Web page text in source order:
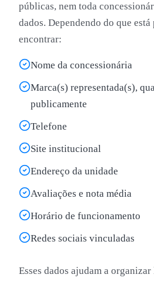
públicas, nem toda
dados. Dependendo do que
encontrar:
Nome da concessionária
Marca(s) representada(s),
publicamente
Telefone
Site institucional
Endereço da unidade
Avaliações e nota média
Horário de funcionamento
Redes sociais vinculadas
Esses dados ajudam a